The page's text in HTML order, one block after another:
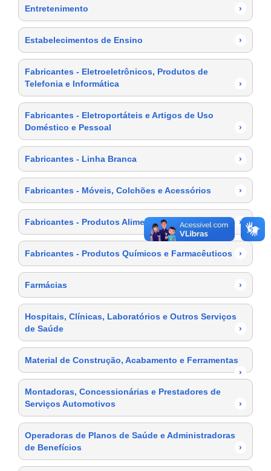
Entretenimento ›
Estabelecimentos de Ensino ›
Fabricantes - Eletroeletrônicos, Produtos de
Telefonia e Informática
›
Fabricantes - Eletroportáteis e Artigos de Uso
Doméstico e Pessoal
›
Fabricantes - Linha Branca ›
Fabricantes - Móveis, Colchões e Acessórios ›
Fabricantes - Produtos Alimentícios ›
Fabricantes - Produtos Químicos e Farmacêuticos ›
Farmácias ›
Hospitais, Clínicas, Laboratórios e Outros Serviços
de Saúde
›
Material de Construção, Acabamento e Ferramentas
›
Montadoras, Concessionárias e Prestadores de
Serviços Automotivos
›
Operadoras de Planos de Saúde e Administradoras
de Benefícios
›